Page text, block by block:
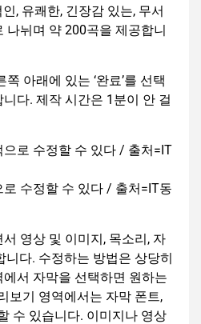
, 유쾌한, 긴장감 있는, 무서
나뉘며 약 200곡을 제공합니
아래에 있는 ‘완료’를 선택
다. 제작 시간은 1분이 안 걸
수정할 수 있다 / 출처=IT동
영상 및 이미지, 목소리, 자
니다. 수정하는 방법은 상당히
서 자막을 선택하면 원하는
보기 영역에서는 자막 폰트,
수 있습니다. 이미지나 영상